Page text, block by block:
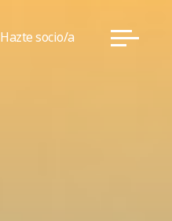
Hazte socio/a